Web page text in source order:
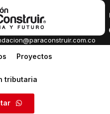
Proyectos
tributaria